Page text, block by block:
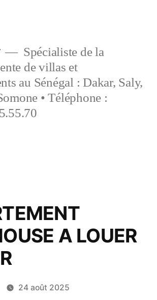
Spécialiste de la
de villas et
au Sénégal : Dakar, Saly,
• Téléphone :
A LOUER
24 août 2025